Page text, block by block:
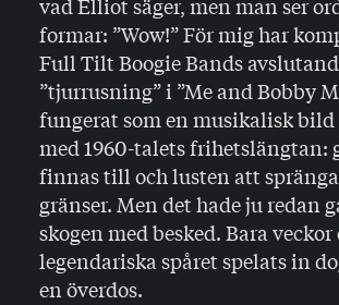
formar: ”Wow!” För mig har
Full Tilt Boogie Bands
”tjurrusning” i ”Me and Bobby
fungerat som en musikalisk bild
med 1960-talets frihetslängtan:
finnas till och lusten att
gränser. Men det hade ju redan
skogen med besked. Bara
legendariska spåret spelats in
en överdos.